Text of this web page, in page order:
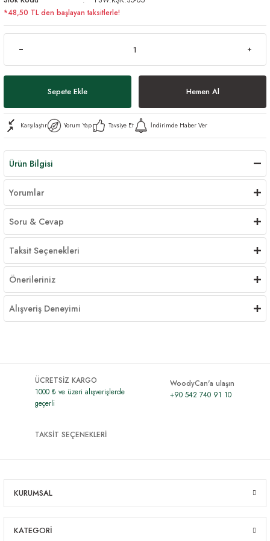
*48,50 TL den başlayan taksitlerle!
Sepete Ekle Hemen Al
Karşılaştır Yorum Yap Tavsiye Et İndirimde Haber Ver
Ürün Bilgisi
Yorumlar
Soru & Cevap
Taksit Seçenekleri
Önerileriniz
Alışveriş Deneyimi
ÜCRETSİZ KARGO
1000 ₺ ve üzeri alışverişlerde
geçerli
WoodyCan'a ulaşın
+90 542 740 91 10
TAKSİT SEÇENEKLERİ
KURUMSAL
KATEGORİ